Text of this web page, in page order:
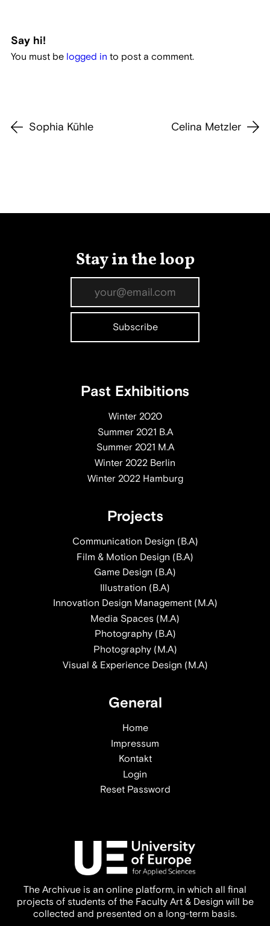
Say hi!
You must be logged in to post a comment.
Sophia Kühle Celina Metzler
Stay in the loop
The Archivue is an online platform, in which all final
projects of students of the Faculty Art & Design will be
collected and presented on a long-term basis.
Past Exhibitions
Winter 2020
Summer 2021 B.A
Summer 2021 M.A
Winter 2022 Berlin
Winter 2022 Hamburg
Projects
Communication Design (B.A)
Film & Motion Design (B.A)
Game Design (B.A)
Illustration (B.A)
Innovation Design Management (M.A)
Media Spaces (M.A)
Photography (B.A)
Photography (M.A)
Visual & Experience Design (M.A)
General
Home
Impressum
Kontakt
Login
Reset Password